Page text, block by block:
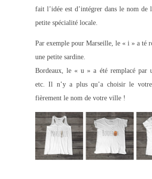
fait l’idée est d’intégrer dans le nom de
petite spécialité locale.
Par exemple pour Marseille, le « i » a té
une petite sardine.
Bordeaux, le « u » a été remplacé par
etc. Il n’y a plus qu’a choisir le
fièrement le nom de votre ville !